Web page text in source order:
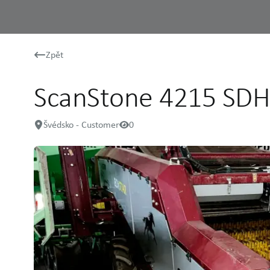
Zpět
ScanStone 4215
Švédsko - Customer 0